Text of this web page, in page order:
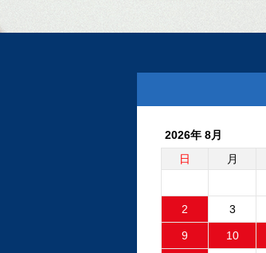
2026年 8月
日
月
2 3
9 10